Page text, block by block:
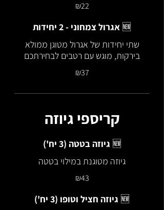
₪22
אגרול צמחוני - 2 יחידות 🆕
שתי יחידות של אגרול מטוגן ממולא
בירקות, מוגש עם רטבים לבחירתכם
₪37
קריספי גיוזה
גיוזה בטטה (3 יח') 🆕
גיוזה מטוגנת במילוי בטטה
₪43
גיוזה חציל וטופו (3 יח') 🆕